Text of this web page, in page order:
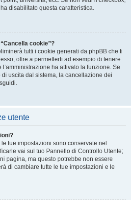
disabilitato questa caratteristica.
cookie”?
tutti i cookie generati da phpBB che ti
oltre a permetterti ad esempio di tenere
ha attivato la funzione. Se
uscita dal sistema, la cancellazione dei
utente
tue impostazioni sono conservate nel
vai sul tuo Pannello di Controllo Utente;
pagina, ma questo potrebbe non essere
di cambiare tutte le tue impostazioni e le